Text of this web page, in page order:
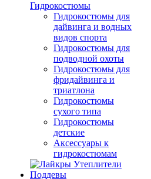
Гидрокостюмы
Гидрокостюмы для
дайвинга и водных
видов спорта
Гидрокостюмы для
подводной охоты
Гидрокостюмы для
фридайвинга и
триатлона
Гидрокостюмы
сухого типа
Гидрокостюмы
детские
Аксессуары к
гидрокостюмам